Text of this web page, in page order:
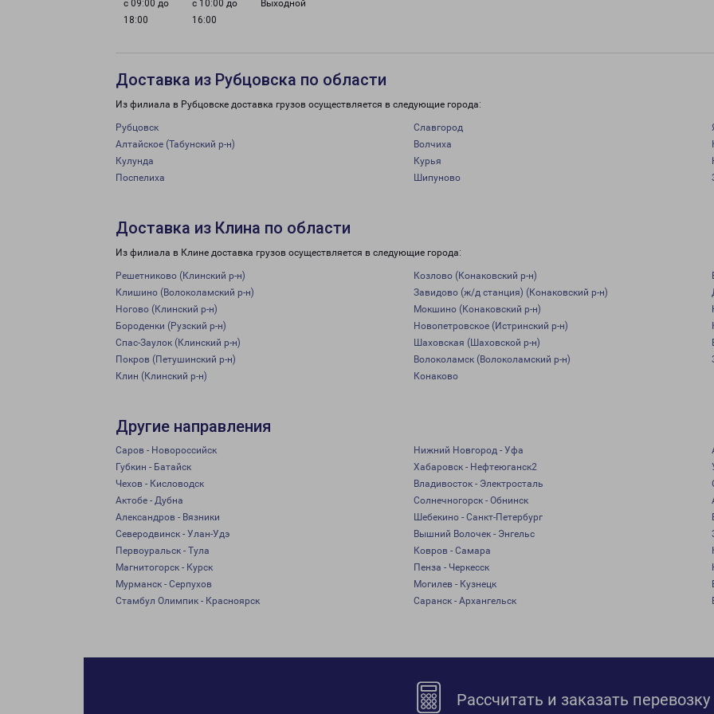
с 09:00 до
18:00
с 10:00 до
16:00
Выходной
Доставка из Рубцовска по области
Из филиала в Рубцовске доставка грузов осуществляется в следующие города:
Рубцовск Славгород
Алтайское (Табунский р-н)
Волчиха
Кулунда
Курья
Поспелиха
Шипуново
Доставка из Клина по области
Из филиала в Клине доставка грузов осуществляется в следующие города:
Решетниково (Клинский р-н) Козлово (Конаковский р-н)
Клишино (Волоколамский р-н)
Завидово (ж/д станция) (Конаковский р-н)
Ногово (Клинский р-н)
Мокшино (Конаковский р-н)
Бороденки (Рузский р-н)
Новопетровское (Истринский р-н)
Спас-Заулок (Клинский р-н)
Шаховская (Шаховской р-н)
Покров (Петушинский р-н)
Волоколамск (Волоколамский р-н)
Клин (Клинский р-н)
Конаково
Другие направления
Саров - Новороссийск Нижний Новгород - Уфа
Губкин - Батайск
Хабаровск - Нефтеюганск2
Чехов - Кисловодск
Владивосток - Электросталь
Актобе - Дубна
Солнечногорск - Обнинск
Александров - Вязники
Шебекино - Санкт-Петербург
Северодвинск - Улан-Удэ
Вышний Волочек - Энгельс
Первоуральск - Тула
Ковров - Самара
Магнитогорск - Курск
Пенза - Черкесск
Мурманск - Серпухов
Могилев - Кузнецк
Стамбул Олимпик - Красноярск
Саранск - Архангельск
Рассчитать и заказать перевозку